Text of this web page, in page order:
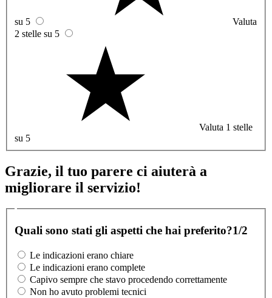
su 5
Valuta
2 stelle su 5
Valuta 1 stelle
su 5
Grazie, il tuo parere ci aiuterà a
migliorare il servizio!
Quali sono stati gli aspetti che hai preferito?1/2
Le indicazioni erano chiare
Le indicazioni erano complete
Capivo sempre che stavo procedendo correttamente
Non ho avuto problemi tecnici